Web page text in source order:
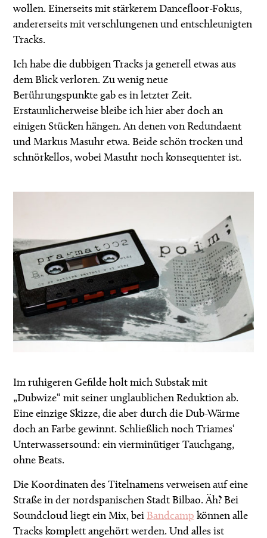
wollen. Einerseits mit stärkerem Dancefloor-Fokus,
andererseits mit verschlungenen und entschleunigten
Tracks.
Ich habe die dubbigen Tracks ja generell etwas aus
dem Blick verloren. Zu wenig neue
Berührungspunkte gab es in letzter Zeit.
Erstaunlicherweise bleibe ich hier aber doch an
einigen Stücken hängen. An denen von Redundaent
und Markus Masuhr etwa. Beide schön trocken und
schnörkellos, wobei Masuhr noch konsequenter ist.
Im ruhigeren Gefilde holt mich Substak mit
„Dubwize“ mit seiner unglaublichen Reduktion ab.
Eine einzige Skizze, die aber durch die Dub-Wärme
doch an Farbe gewinnt. Schließlich noch Triames‘
Unterwassersound: ein vierminütiger Tauchgang,
ohne Beats.
Die Koordinaten des Titelnamens verweisen auf eine
Straße in der nordspanischen Stadt Bilbao. Äh? Bei
Soundcloud liegt ein Mix, bei Bandcamp können alle
Tracks komplett angehört werden. Und alles ist